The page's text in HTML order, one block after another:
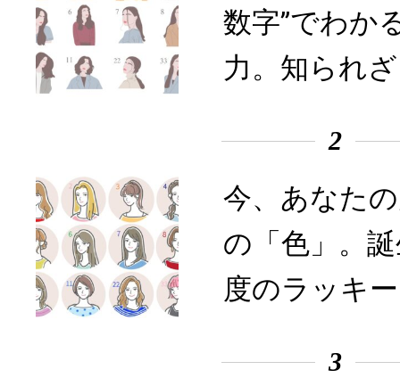
数字”でわか
力。知られ
2
今、あなた
の「色」。
度のラッキ
3